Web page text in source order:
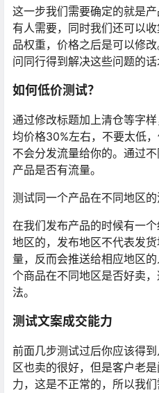
这一步我们需要确定的就是
有人需要，同时我们还可以
品权重，价格之后是可以修
问同行得到解决这些问题的话
如何低价测试？
通过修改标题加上清仓等字
均价格30%左右，不要太低
不会分发流量给你的。通过
产品是否有流量。
测试同一个产品在不同地区的
在我们发布产品的时候有一
地区的，发布地区不代表发
量，反而会推送给相应地区
个商品在不同地区是否好卖
法。
测试文案成交能力
前面几步测试过后你应该得
区也卖的很好，但是客户老
力，这是不正常的，所以我